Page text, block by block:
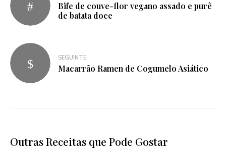
Bife de couve-flor vegano assado e purê
de batata doce
SEGUINTE
Macarrão Ramen de Cogumelo Asiático
Outras Receitas que Pode Gostar